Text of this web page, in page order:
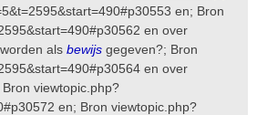
en; Bron
en over
worden als bewijs gegeven?; Bron
en over
Bron viewtopic.php?
en; Bron viewtopic.php?